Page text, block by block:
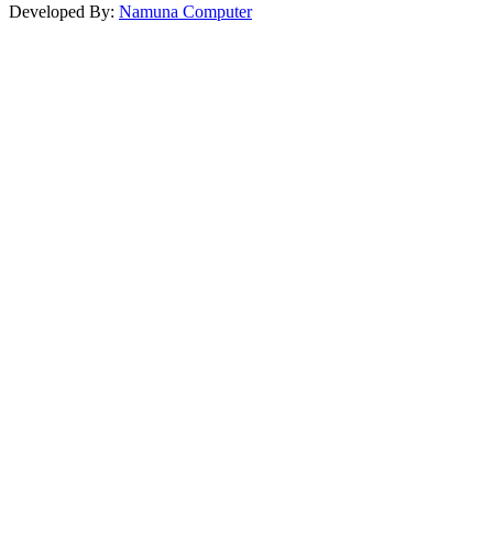
Developed By: Namuna Computer